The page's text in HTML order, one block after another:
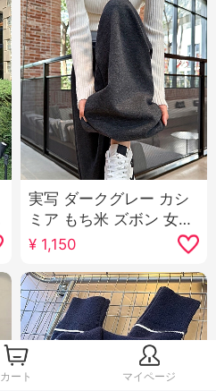
実写 ダークグレー カシ
ミア もち米 ズボン 女性
秋冬 裏起毛 ストレート
ワイドパンツ
¥ 1,150
カート マイページ